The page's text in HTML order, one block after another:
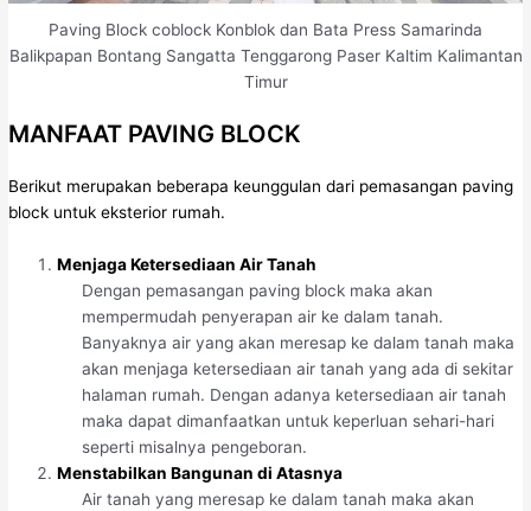
Paving Block coblock Konblok dan Bata Press Samarinda
Balikpapan Bontang Sangatta Tenggarong Paser Kaltim Kalimantan
Timur
MANFAAT PAVING BLOCK
Berikut merupakan beberapa keunggulan dari pemasangan paving
block untuk eksterior rumah.
Menjaga Ketersediaan Air Tanah
Dengan pemasangan paving block maka akan
mempermudah penyerapan air ke dalam tanah.
Banyaknya air yang akan meresap ke dalam tanah maka
akan menjaga ketersediaan air tanah yang ada di sekitar
halaman rumah. Dengan adanya ketersediaan air tanah
maka dapat dimanfaatkan untuk keperluan sehari-hari
seperti misalnya pengeboran.
Menstabilkan Bangunan di Atasnya
Air tanah yang meresap ke dalam tanah maka akan